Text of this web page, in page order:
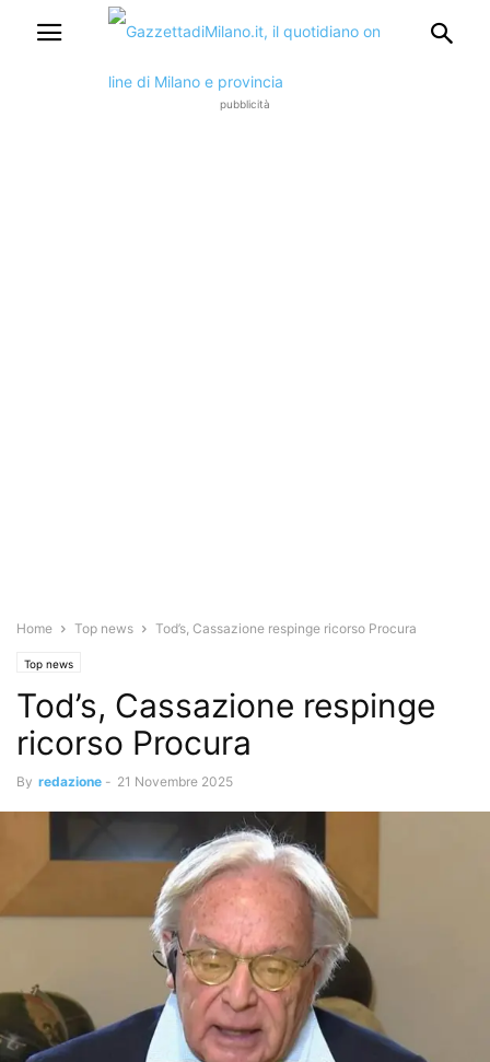
pubblicità
Home Top news Tod’s, Cassazione respinge ricorso Procura
Top news
Tod’s, Cassazione respinge
ricorso Procura
By redazione - 21 Novembre 2025